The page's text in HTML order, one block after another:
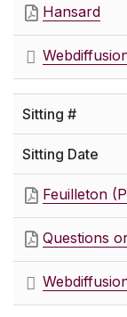
Hansard
Feuilleton
Questions